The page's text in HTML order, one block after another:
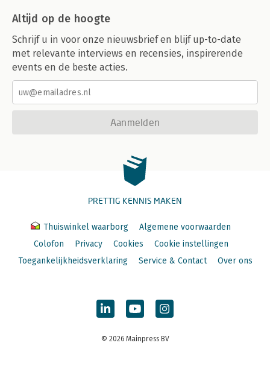
Altijd op de hoogte
Schrijf u in voor onze nieuwsbrief en blijf up-to-date
met relevante interviews en recensies, inspirerende
events en de beste acties.
Aanmelden
PRETTIG KENNIS MAKEN
Thuiswinkel waarborg
Algemene voorwaarden
Colofon
Privacy Cookies
Cookie instellingen
Toegankelijkheidsverklaring
Service & Contact Over ons
© 2026 Mainpress BV